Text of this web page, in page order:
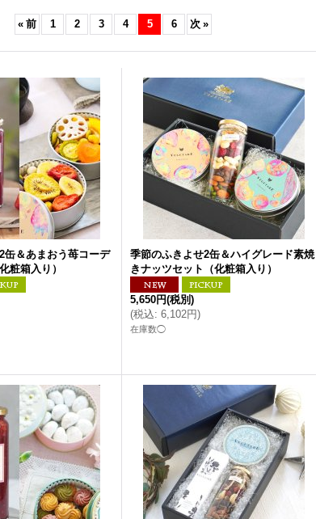
« 前 1 2 3 4 5 6 次 »
缶＆あまおう苺コーデ
粧箱入り）
季節のふきよせ2缶＆ハイグレード素焼
きナッツセット（化粧箱入り）
5,650円(税別)
(税込: 6,102円)
在庫数◯